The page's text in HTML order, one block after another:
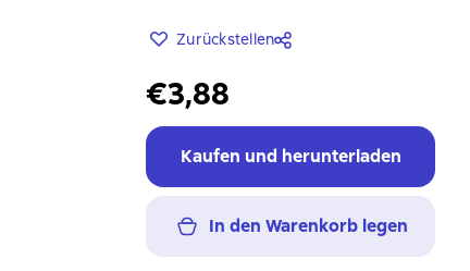
Zurückstellen
€3,88
Kaufen und herunterladen
In den Warenkorb legen